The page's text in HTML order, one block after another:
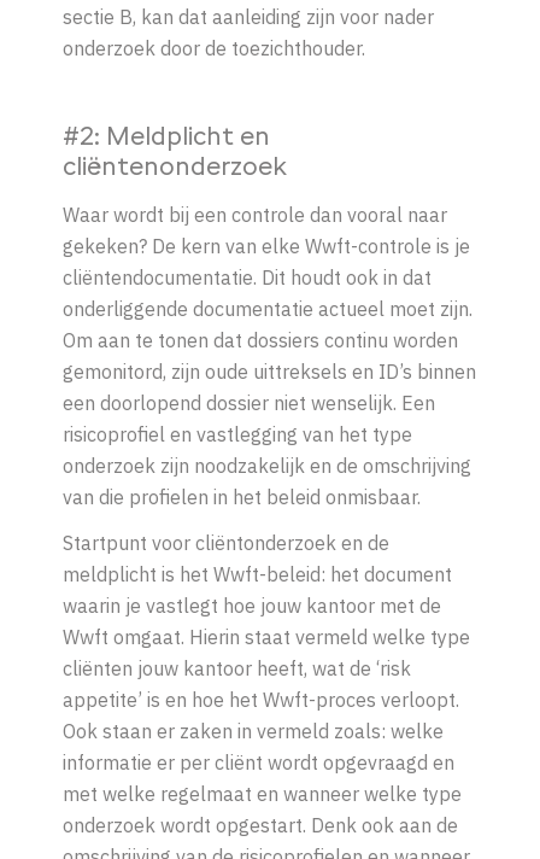
sectie B, kan dat aanleiding zijn voor nader
onderzoek door de toezichthouder.
#2: Meldplicht en
cliëntenonderzoek
Waar wordt bij een controle dan vooral naar
gekeken? De kern van elke Wwft-controle is je
cliëntendocumentatie. Dit houdt ook in dat
onderliggende documentatie actueel moet zijn.
Om aan te tonen dat dossiers continu worden
gemonitord, zijn oude uittreksels en ID’s binnen
een doorlopend dossier niet wenselijk. Een
risicoprofiel en vastlegging van het type
onderzoek zijn noodzakelijk en de omschrijving
van die profielen in het beleid onmisbaar.
Startpunt voor cliëntonderzoek en de
meldplicht is het Wwft-beleid: het document
waarin je vastlegt hoe jouw kantoor met de
Wwft omgaat. Hierin staat vermeld welke type
cliënten jouw kantoor heeft, wat de ‘risk
appetite’ is en hoe het Wwft-proces verloopt.
Ook staan er zaken in vermeld zoals: welke
informatie er per cliënt wordt opgevraagd en
met welke regelmaat en wanneer welke type
onderzoek wordt opgestart. Denk ook aan de